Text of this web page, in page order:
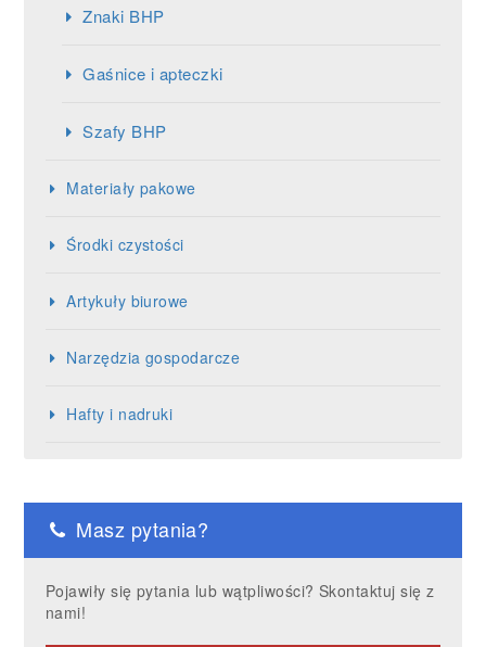
Znaki BHP
Gaśnice i apteczki
Szafy BHP
Materiały pakowe
Środki czystości
Artykuły biurowe
Narzędzia gospodarcze
Hafty i nadruki
Masz pytania?
Pojawiły się pytania lub wątpliwości? Skontaktuj się z
nami!